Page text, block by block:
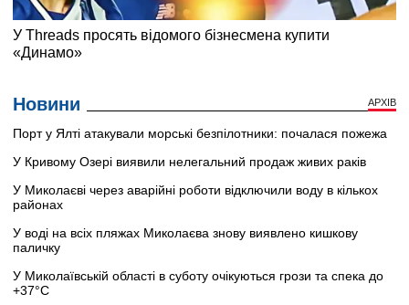
Новини АРХІВ
Порт у Ялті атакували морські безпілотники: почалася пожежа
У Кривому Озері виявили нелегальний продаж живих раків
У Миколаєві через аварійні роботи відключили воду в кількох
районах
У воді на всіх пляжах Миколаєва знову виявлено кишкову
паличку
У Миколаївській області в суботу очікуються грози та спека до
+37°C